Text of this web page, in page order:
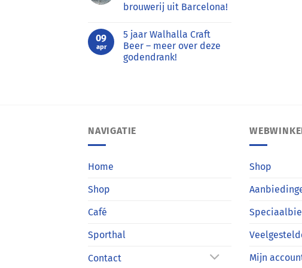
ambachtelijk
Oslo
(Noorwegen)
brouwerij uit Barcelona!
op
Maak
kennis
met
Freddo
09
apr
5 jaar Walhalla Craft
Beer – meer over deze
godendrank!
–
NAVIGATIE
Home
Shop
Café
Sporthal
Contact
Shop
Mijn